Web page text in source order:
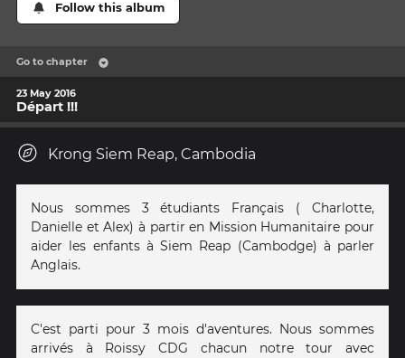
Follow this album
Go to chapter
23 May 2016
Départ !!!
Krong Siem Reap, Cambodia
Nous sommes 3 étudiants Français ( Charlotte,
Danielle et Alex) à partir en Mission Humanitaire pour
aider les enfants à Siem Reap (Cambodge) à parler
Anglais.
C'est parti pour 3 mois d'aventures. Nous sommes
arrivés à Roissy CDG chacun notre tour avec